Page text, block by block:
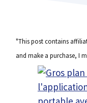
"This post contains
and make a purchase, I